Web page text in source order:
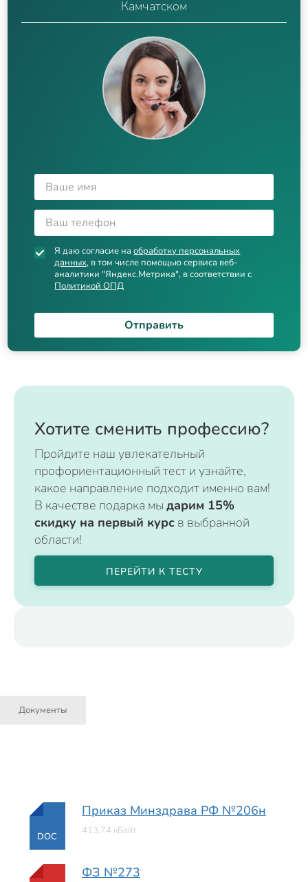
Камчатском
Я даю согласие наобработку персональных
данных, в том числе помощью сервиса веб-
аналитики "Яндекс.Метрика", в соответствии с
Политикой ОПД
Отправить
Хотите сменить профессию?
Пройдите наш увлекательный
профориентационный тест и узнайте,
какое направление подходит именно вам!
В качестве подарка мы дарим 15%
скидку на первый курс в выбранной
области!
ПЕРЕЙТИ К ТЕСТУ
Документы
DOC
Приказ Минздрава РФ №206н
413.74 кБайт
ФЗ №273